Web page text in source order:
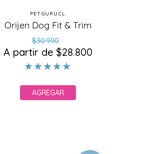
Proveedor:
PETGURUCL
Orijen Dog Fit & Trim
Precio
habitual
$30.990Precio
de
oferta
A partir de $28.800
AGREGAR